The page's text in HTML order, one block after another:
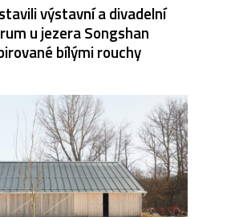
výstavní a divadelní
u jezera Songshan
bílými rouchy